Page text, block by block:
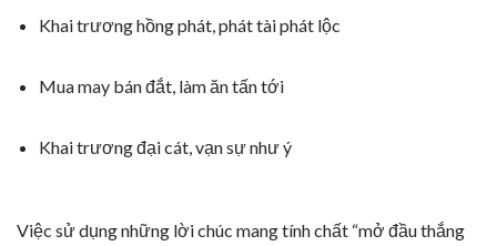
Khai trương hồng phát, phát tài phát lộc
Mua may bán đắt, làm ăn tấn tới
Khai trương đại cát, vạn sự như ý
Việc sử dụng những lời chúc mang tính chất “mở đầu thắng